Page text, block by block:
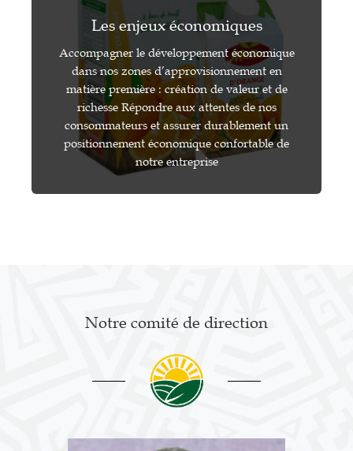
Les enjeux économiques
Accompagner le développement économique
dans nos zones d’approvisionnement en
matière première : création de valeur et de
richesse Répondre aux attentes de nos
consommateurs et assurer durablement un
positionnement économique confortable de
notre entreprise
Notre comité de direction